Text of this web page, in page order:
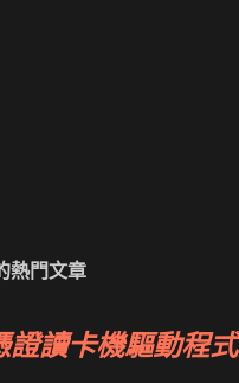
熱門文章
證讀卡機驅動程式